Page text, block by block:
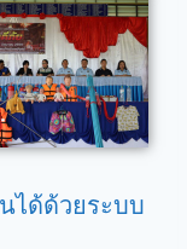
ได้ด้วยระบบ